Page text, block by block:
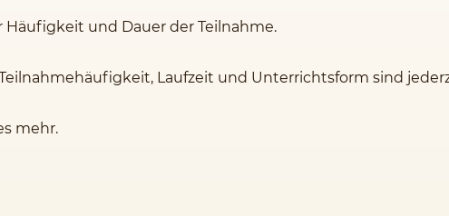
Häufigkeit und Dauer der Teilnahme.
Laufzeit und Unterrichtsform sind
mehr.